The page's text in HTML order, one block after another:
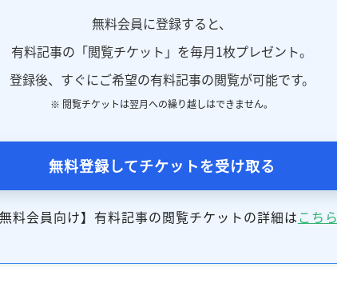
無料会員に登録すると、
有料記事の「閲覧チケット」を毎月1枚プレゼント。
登録後、すぐにご希望の有料記事の閲覧が可能です。
※ 閲覧チケットは翌月への繰り越しはできません。
無料登録してチケットを受け取る
無料会員向け】有料記事の閲覧チケットの詳細はこちら